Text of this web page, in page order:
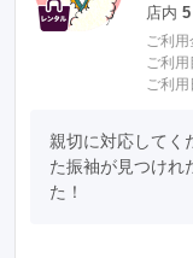
店内 5
ご利用
ご利用
ご利
親切に対応してく
た振袖が見つけれ
た！